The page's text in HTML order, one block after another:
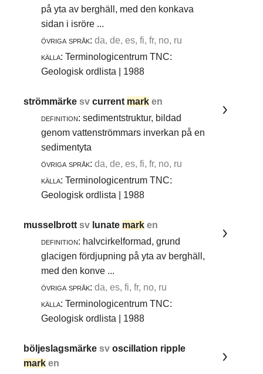
på yta av berghäll, med den konkava
sidan i isröre ...
övriga språk: da, de, es, fi, fr, no, ru
källa: Terminologicentrum TNC:
Geologisk ordlista | 1988
strömmärkesvcurrent mark en
definition: sedimentstruktur, bildad
genom vattenströmmars inverkan på en
sedimentyta
övriga språk: da, de, es, fi, fr, no, ru
källa: Terminologicentrum TNC:
Geologisk ordlista | 1988
musselbrottsv lunate mark en
definition: halvcirkelformad, grund
glacigen fördjupning på yta av berghäll,
med den konve ...
övriga språk: da, es, fi, fr, no, ru
källa: Terminologicentrum TNC:
Geologisk ordlista | 1988
böljeslagsmärkesvoscillation ripple
mark en